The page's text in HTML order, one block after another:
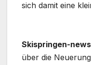
sich damit eine
Skispringen-
über die